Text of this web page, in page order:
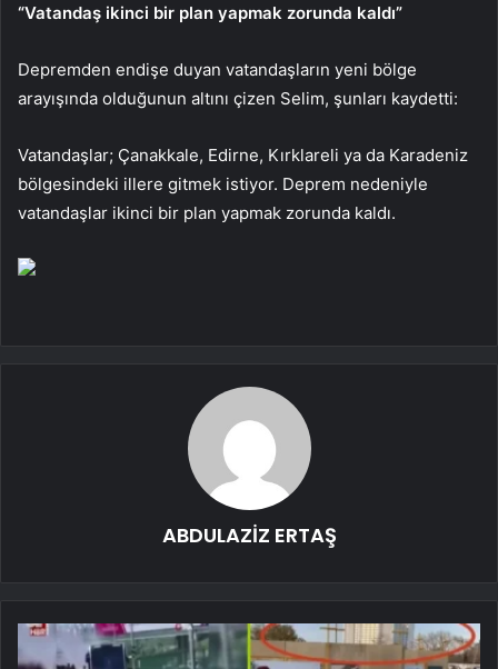
“Vatandaş ikinci bir plan yapmak zorunda kaldı”
Depremden endişe duyan vatandaşların yeni bölge
arayışında olduğunun altını çizen Selim, şunları kaydetti:
Vatandaşlar; Çanakkale, Edirne, Kırklareli ya da Karadeniz
bölgesindeki illere gitmek istiyor. Deprem nedeniyle
vatandaşlar ikinci bir plan yapmak zorunda kaldı.
ABDULAZİZ ERTAŞ